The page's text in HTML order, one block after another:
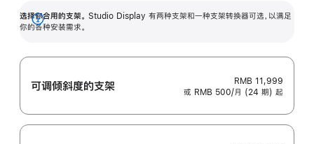
选择你合用的支架。 Studio Display 有两种支架和一种支架转换器可选，以满足
你的各种安装需求。
展
可调倾斜度的支架
RMB 11,999
或 RMB 500/月 (24 期) 起